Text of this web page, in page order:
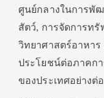
ศูนย์กลางในการพั
สัตว์, การจัดการทรั
วิทยาศาสตร์อาหา
ประโยชน์ต่อภาคก
ของประเทศอย่างต่